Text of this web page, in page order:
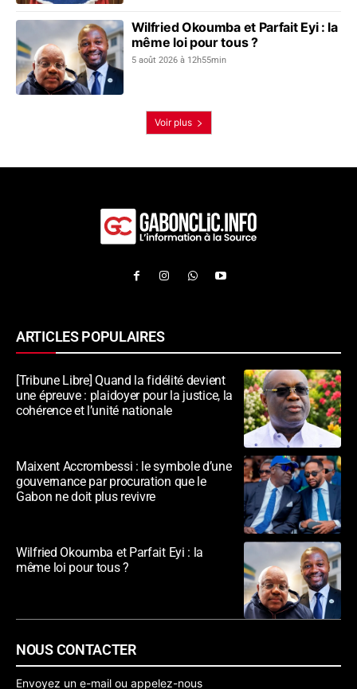
Wilfried Okoumba et Parfait Eyi : la
même loi pour tous ?
5 août 2026 à 12h55min
Voir plus
ARTICLES POPULAIRES
[Tribune Libre] Quand la fidélité devient
une épreuve : plaidoyer pour la justice, la
cohérence et l’unité nationale
Maixent Accrombessi : le symbole d’une
gouvernance par procuration que le
Gabon ne doit plus revivre
Wilfried Okoumba et Parfait Eyi : la
même loi pour tous ?
NOUS CONTACTER
Envoyez un e-mail ou appelez-nous